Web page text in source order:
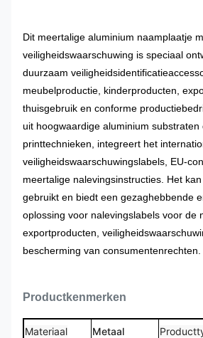
Dit meertalige aluminium naamplaatje
veiligheidswaarschuwing is speciaal
duurzaam
meubelproductie, kinderproducten,
thuisgebruik en conforme
uit hoogwaardige aluminium
printtechnieken, integreert het
veiligheidswaarschuwingslabels, EU-
meertalige nalevingsinstructies. Het
gebruikt en biedt een gezaghebbende
oplossing voor nalevingslabels voor de
exportproducten,
bescherming van consumentenrechten.
Productkenmerken
Materiaal Metaal